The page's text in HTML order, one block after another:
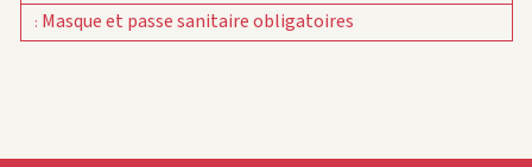
: Masque et passe sanitaire obligatoires